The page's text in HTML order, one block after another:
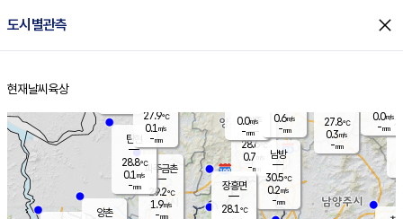
도시별관측 close
홈
현재날씨 육상
양주
28.6℃
0.7
-mm
파주금촌
29.2℃
1.9m/s
-mm
27.8℃
0.3m/s
-mm
탄현
28.8℃
0.1 m/s
-mm
0.0m/s
-mm
양촌
남방
30.5℃
0.2m/s
-mm
장흥면
28.1℃
0.0m/s
-mm
27.9℃
0.1 m/s
-mm
0.6m/s
-mm